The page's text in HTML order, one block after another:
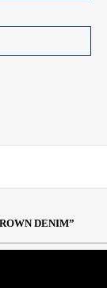
DENIM”